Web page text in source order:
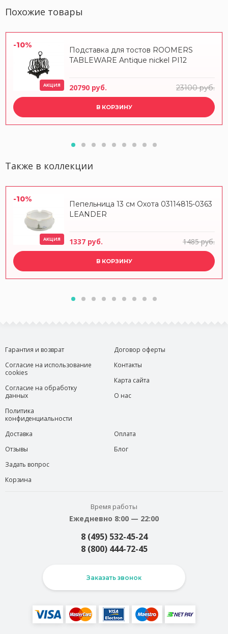
Похожие товары
-10%
АКЦИЯ
Подставка для тостов ROOMERS
TABLEWARE Antique nickel PI12
20790 руб. 23100 руб.
В КОРЗИНУ
Также в коллекции
-10%
АКЦИЯ
Пепельница 13 см Охота 03114815-0363
LEANDER
1337 руб. 1485 руб.
В КОРЗИНУ
Гарантия и возврат
Согласие на использование
cookies
Согласие на обработку
данных
Политика
конфиденциальности
Договор оферты
Контакты
Карта сайта
О нас
Доставка
Отзывы
Задать вопрос
Корзина
Оплата
Блог
Время работы
Ежедневно 8:00 — 22:00
8 (495) 532-45-24
8 (800) 444-72-45
Заказать звонок